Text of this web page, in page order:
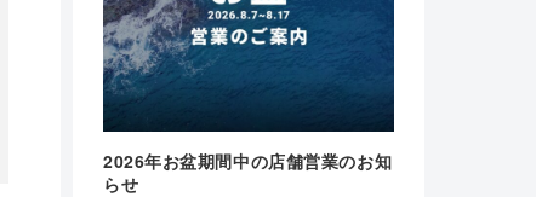
2026年お盆期間中の店舗営業のお知
らせ